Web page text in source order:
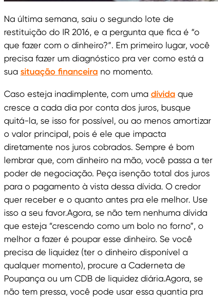
Na última semana, saiu o segundo lote de
restituição do IR 2016, e a pergunta que fica é “o
que fazer com o dinheiro?”. Em primeiro lugar, você
precisa fazer um diagnóstico pra ver como está a
sua situação financeira no momento.
Caso esteja inadimplente, com uma dívida que
cresce a cada dia por conta dos juros, busque
quitá-la, se isso for possível, ou ao menos amortizar
o valor principal, pois é ele que impacta
diretamente nos juros cobrados. Sempre é bom
lembrar que, com dinheiro na mão, você passa a ter
poder de negociação. Peça isenção total dos juros
para o pagamento à vista dessa dívida. O credor
quer receber e o quanto antes pra ele melhor. Use
isso a seu favor.Agora, se não tem nenhuma dívida
que esteja “crescendo como um bolo no forno”, o
melhor a fazer é poupar esse dinheiro. Se você
precisa de liquidez (ter o dinheiro disponível a
qualquer momento), procure a Caderneta de
Poupança ou um CDB de liquidez diária.Agora, se
não tem pressa, você pode usar essa quantia pra